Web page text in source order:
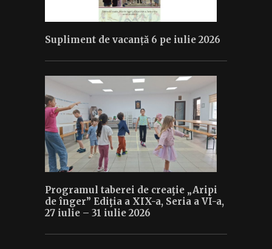
Supliment de vacanță 6 pe iulie 2026
Programul taberei de creaţie „Aripi
de înger” Ediţia a XIX-a, Seria a VI-a,
27 iulie – 31 iulie 2026